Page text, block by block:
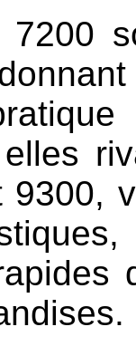
7200
9300,